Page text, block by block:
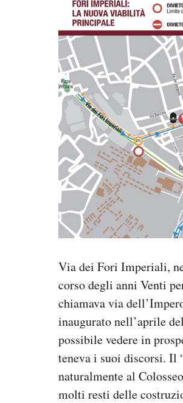
Via dei Fori Imperiali,
corso degli anni Venti
chiamava via
inaugurato nell’aprile
possibile vedere in
teneva i suoi discorsi. Il
naturalmente al
molti resti delle